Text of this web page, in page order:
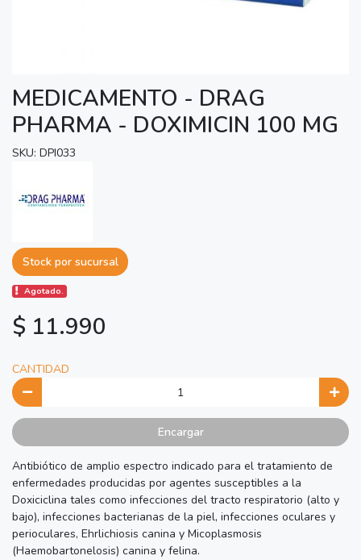
MEDICAMENTO - DRAG
PHARMA - DOXIMICIN 100 MG
SKU: DPI033
Stock por sucursal
Agotado.
$ 11.990
CANTIDAD
Encargar
Antibiótico de amplio espectro indicado para el tratamiento de
enfermedades producidas por agentes susceptibles a la
Doxiciclina tales como infecciones del tracto respiratorio (alto y
bajo), infecciones bacterianas de la piel, infecciones oculares y
perioculares, Ehrlichiosis canina y Micoplasmosis
(Haemobartonelosis) canina y felina.